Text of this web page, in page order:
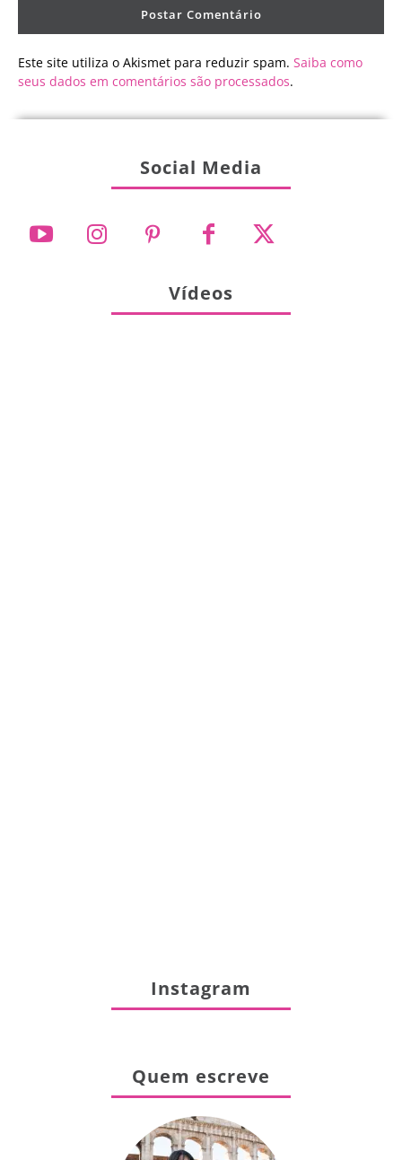
Este site utiliza o Akismet para reduzir spam. Saiba como
seus dados em comentários são processados.
Social Media
Vídeos
Instagram
Quem escreve